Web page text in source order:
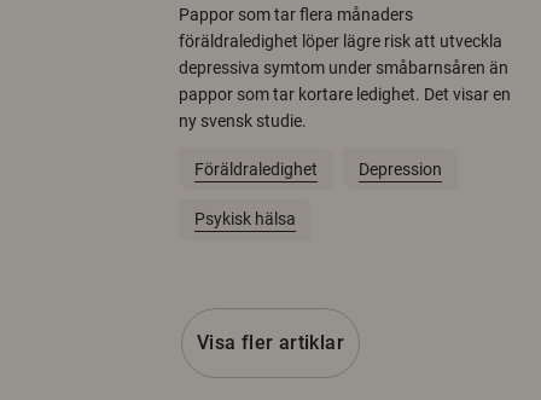
Pappor som tar flera månaders
föräldraledighet löper lägre risk att utveckla
depressiva symtom under småbarnsåren än
pappor som tar kortare ledighet. Det visar en
ny svensk studie.
Föräldraledighet Depression
Psykisk hälsa
Visa fler artiklar